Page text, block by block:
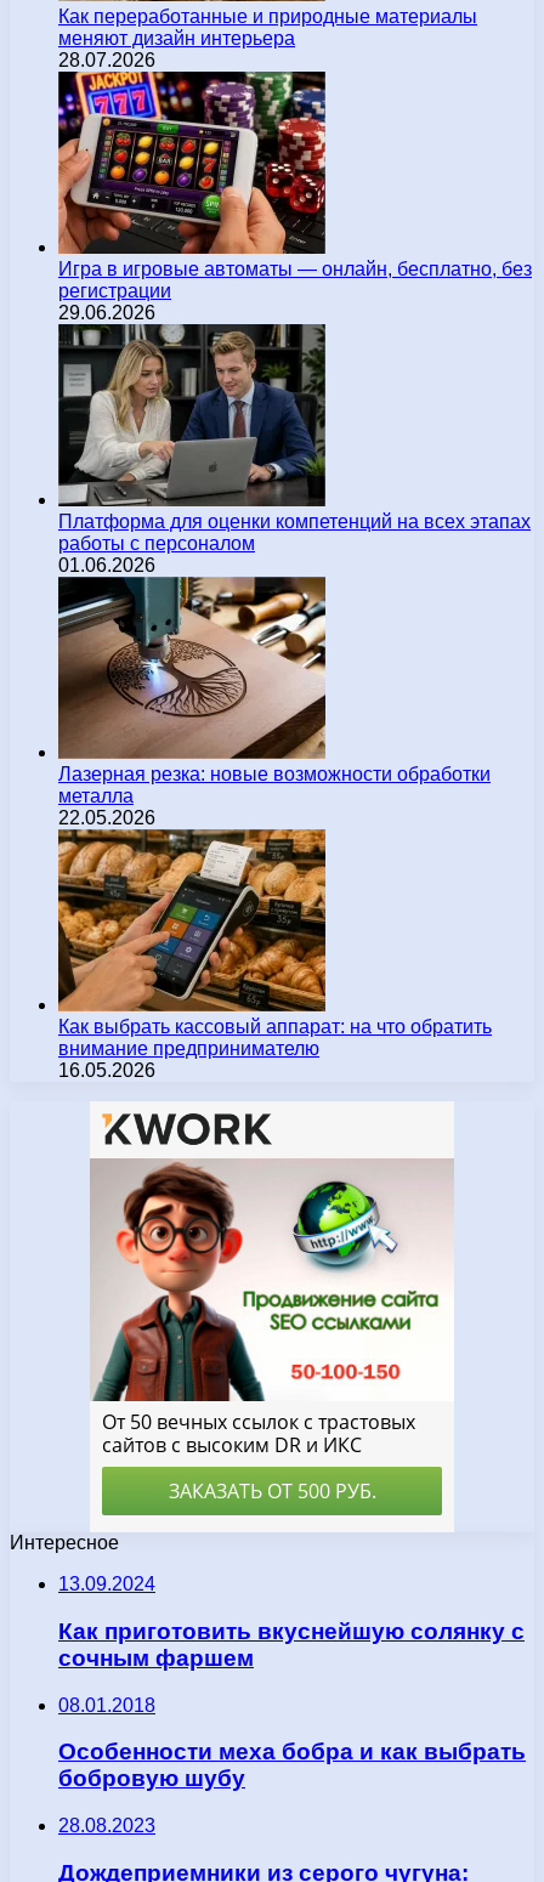
Как переработанные и природные материалы
меняют дизайн интерьера
28.07.2026
Игра в игровые автоматы — онлайн, бесплатно, без
регистрации
29.06.2026
Платформа для оценки компетенций на всех этапах
работы с персоналом
01.06.2026
Лазерная резка: новые возможности обработки
металла
22.05.2026
Как выбрать кассовый аппарат: на что обратить
внимание предпринимателю
16.05.2026
Интересное
13.09.2024
Как приготовить вкуснейшую солянку с
сочным фаршем
08.01.2018
Особенности меха бобра и как выбрать
бобровую шубу
28.08.2023
Дождеприемники из серого чугуна: